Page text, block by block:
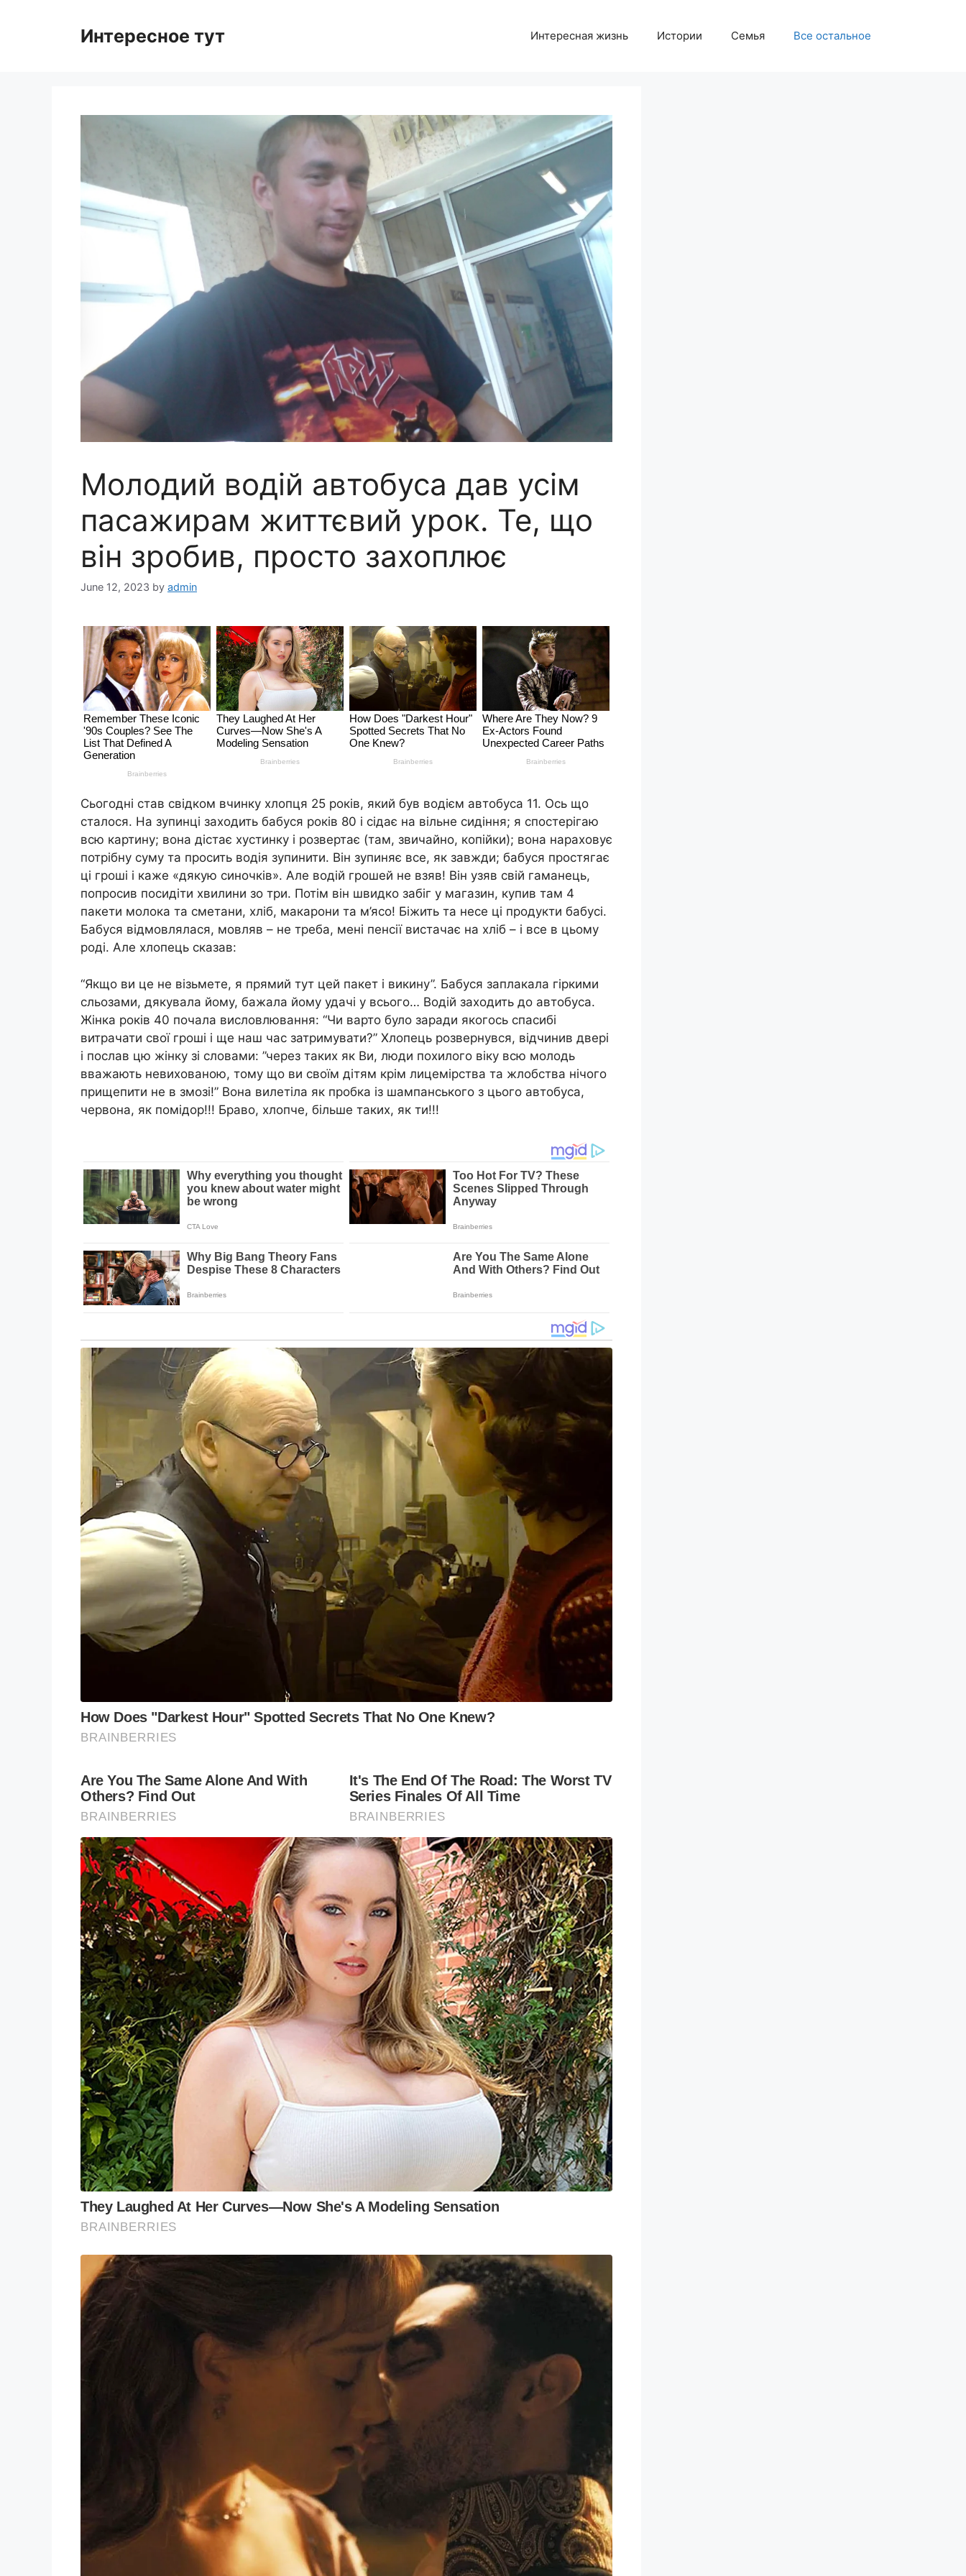
Интересное тут Интересная жизнь Истории Семья Все остальное
Молодий водій автобуса дав усім
пасажирам життєвий урок. Те, що
він зробив, просто захоплює
June 12, 2023 by admin
Сьогодні став свідком вчинку хлопця 25 років, який був водієм автобуса 11. Ось що
сталося. На зупинці заходить бабуся років 80 і сідає на вільне сидіння; я спостерігаю
всю картину; вона дістає хустинку і розвертає (там, звичайно, копійки); вона нараховує
потрібну суму та просить водія зупинити. Він зупиняє все, як завжди; бабуся простягає
ці гроші і каже «дякую синочків». Але водій грошей не взяв! Він узяв свій гаманець,
попросив посидіти хвилини зо три. Потім він швидко забіг у магазин, купив там 4
пакети молока та сметани, хліб, макарони та м’ясо! Біжить та несе ці продукти бабусі.
Бабуся відмовлялася, мовляв – не треба, мені пенсії вистачає на хліб – і все в цьому
роді. Але хлопець сказав:
“Якщо ви це не візьмете, я прямий тут цей пакет і викину”. Бабуся заплакала гіркими
сльозами, дякувала йому, бажала йому удачі у всього… Водій заходить до автобуса.
Жінка років 40 почала висловлювання: “Чи варто було заради якогось спасибі
витрачати свої гроші і ще наш час затримувати?” Хлопець розвернувся, відчинив двері
і послав цю жінку зі словами: ”через таких як Ви, люди похилого віку всю молодь
вважають невихованою, тому що ви своїм дітям крім лицемірства та жлобства нічого
прищепити не в змозі!” Вона вилетіла як пробка із шампанського з цього автобуса,
червона, як помідор!!! Браво, хлопче, більше таких, як ти!!!